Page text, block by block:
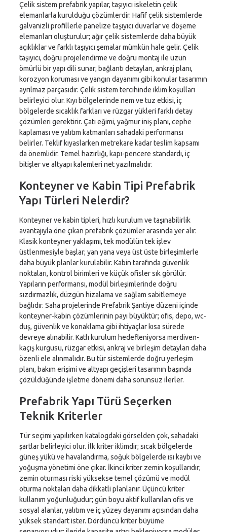
Çelik sistem prefabrik yapılar, taşıyıcı iskeletin çelik
elemanlarla kurulduğu çözümlerdir. Hafif çelik sistemlerde
galvanizli profillerle panelize taşıyıcı duvarlar ve döşeme
elemanları oluşturulur; ağır çelik sistemlerde daha büyük
açıklıklar ve farklı taşıyıcı şemalar mümkün hale gelir. Çelik
taşıyıcı, doğru projelendirme ve doğru montaj ile uzun
ömürlü bir yapı dili sunar; bağlantı detayları, ankraj planı,
korozyon koruması ve yangın dayanımı gibi konular tasarımın
ayrılmaz parçasıdır. Çelik sistem tercihinde iklim koşulları
belirleyici olur. Kıyı bölgelerinde nem ve tuz etkisi, iç
bölgelerde sıcaklık farkları ve rüzgar yükleri farklı detay
çözümleri gerektirir. Çatı eğimi, yağmur iniş planı, cephe
kaplaması ve yalıtım katmanları sahadaki performansı
belirler. Teklif kıyaslarken metrekare kadar teslim kapsamı
da önemlidir. Temel hazırlığı, kapı-pencere standardı, iç
bitişler ve altyapı kalemleri net yazılmalıdır.
Konteyner ve Kabin Tipi Prefabrik
Yapı Türleri Nelerdir?
Konteyner ve kabin tipleri, hızlı kurulum ve taşınabilirlik
avantajıyla öne çıkan prefabrik çözümler arasında yer alır.
Klasik konteyner yaklaşımı, tek modülün tek işlev
üstlenmesiyle başlar; yan yana veya üst üste birleşimlerle
daha büyük planlar kurulabilir. Kabin tarafında güvenlik
noktaları, kontrol birimleri ve küçük ofisler sık görülür.
Yapıların performansı, modül birleşimlerinde doğru
sızdırmazlık, düzgün hizalama ve sağlam sabitlemeye
bağlıdır. Saha projelerinde Prefabrik Şantiye düzeni içinde
konteyner-kabin çözümlerinin payı büyüktür; ofis, depo, wc-
duş, güvenlik ve konaklama gibi ihtiyaçlar kısa sürede
devreye alınabilir. Katlı kurulum hedefleniyorsa merdiven-
kaçış kurgusu, rüzgar etkisi, ankraj ve birleşim detayları daha
özenli ele alınmalıdır. Bu tür sistemlerde doğru yerleşim
planı, bakım erişimi ve altyapı geçişleri tasarımın başında
çözüldüğünde işletme dönemi daha sorunsuz ilerler.
Prefabrik Yapı Türü Seçerken
Teknik Kriterler
Tür seçimi yapılırken katalogdaki görselden çok, sahadaki
şartlar belirleyici olur. İlk kriter iklimdir; sıcak bölgelerde
güneş yükü ve havalandırma, soğuk bölgelerde ısı kaybı ve
yoğuşma yönetimi öne çıkar. İkinci kriter zemin koşullarıdır;
zemin oturması riski yüksekse temel çözümü ve modül
oturma noktaları daha dikkatli planlanır. Üçüncü kriter
kullanım yoğunluğudur; gün boyu aktif kullanılan ofis ve
sosyal alanlar, yalıtım ve iç yüzey dayanımı açısından daha
yüksek standart ister. Dördüncü kriter büyüme